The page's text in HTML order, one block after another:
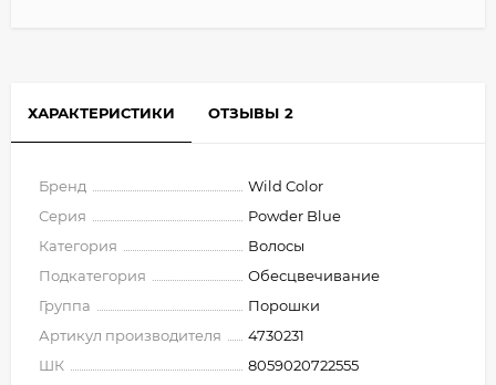
ХАРАКТЕРИСТИКИ ОТЗЫВЫ 2
Бренд
Wild Color
Серия
Powder Blue
Категория
Волосы
Подкатегория
Обесцвечивание
Группа
Порошки
Артикул производителя
4730231
ШК
8059020722555